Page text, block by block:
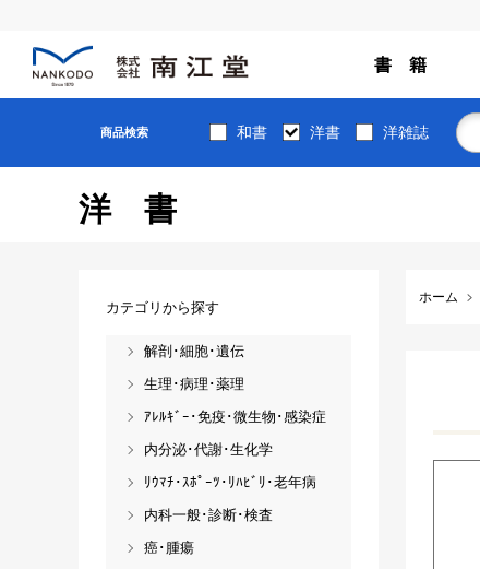
書 籍
商品検索 和書 洋書 洋雑誌
洋書
ホーム
カテゴリから探す
解剖･細胞･遺伝
生理･病理･薬理
ｱﾚﾙｷﾞｰ･免疫･微生物･感染症
内分泌･代謝･生化学
ﾘｳﾏﾁ･ｽﾎﾟｰﾂ･ﾘﾊﾋﾞﾘ･老年病
内科一般･診断･検査
癌･腫瘍